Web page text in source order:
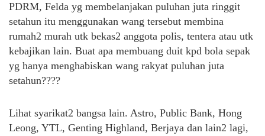
PDRM, Felda yg membelanjakan puluhan juta ringgit
setahun itu menggunakan wang tersebut membina
rumah2 murah utk bekas2 anggota polis, tentera atau utk
kebajikan lain. Buat apa membuang duit kpd bola sepak
yg hanya menghabiskan wang rakyat puluhan juta
setahun????
Lihat syarikat2 bangsa lain. Astro, Public Bank, Hong
Leong, YTL, Genting Highland, Berjaya dan lain2 lagi,